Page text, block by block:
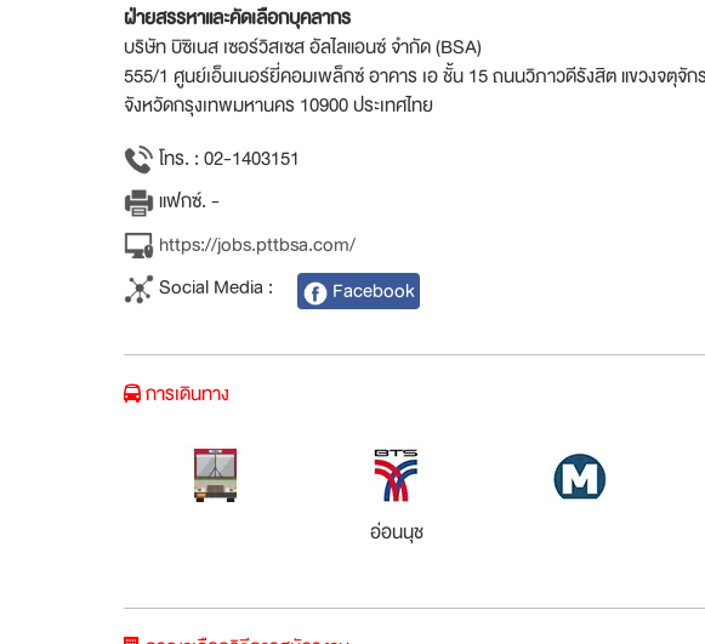
ฝ่ายสรรหาและคัดเลือกบุคลากร
บริษัท บิซิเนส เซอร์วิสเซส อัลไลแอนซ์ จำกัด (BSA)
555/1 ศูนย์เอ็นเนอร์ยี่คอมเพล็กซ์ อาคาร เอ ชั้น 15 ถนนวิภาวดีรังสิต แขวงจตุจัก
จังหวัดกรุงเทพมหานคร 10900 ประเทศไทย
โทร. : 02-1403151
แฟกซ์. -
https://jobs.pttbsa.com/
Social Media :
Facebook
การเดินทาง
อ่อนนุช